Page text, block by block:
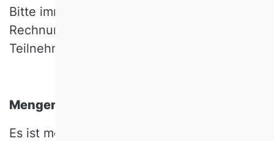
Bitte immer im Verwendungszweck die
Rechnungsnummer sowie den Namen des
Teilnehmenden angeben.
Mengenrabatt
Es ist möglich, einen Mengenrabatt zu